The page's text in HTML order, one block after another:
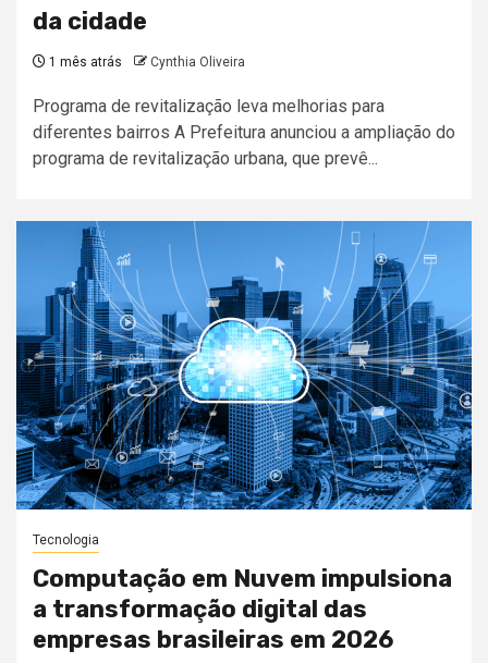
da cidade
1 mês atrás Cynthia Oliveira
Programa de revitalização leva melhorias para
diferentes bairros A Prefeitura anunciou a ampliação do
programa de revitalização urbana, que prevê...
Tecnologia
Computação em Nuvem impulsiona
a transformação digital das
empresas brasileiras em 2026